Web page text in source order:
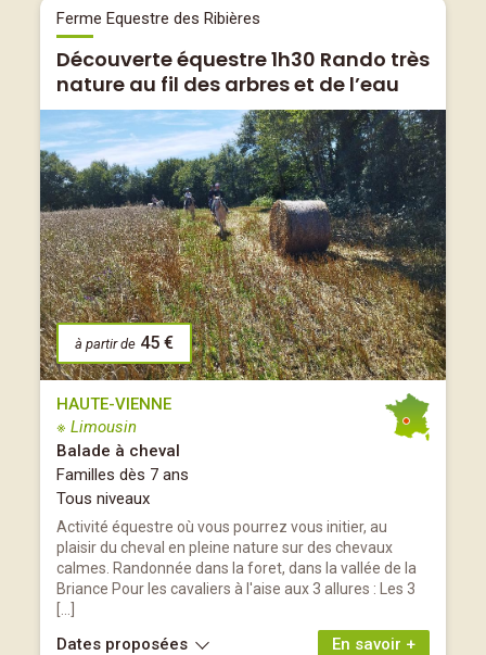
Ferme Equestre des Ribières
Découverte équestre 1h30 Rando très
nature au fil des arbres et de l’eau
à partir de 45 €
HAUTE-VIENNE
※ Limousin
Balade à cheval
Familles dès 7 ans
Tous niveaux
Activité équestre où vous pourrez vous initier, au
plaisir du cheval en pleine nature sur des chevaux
calmes. Randonnée dans la foret, dans la vallée de la
Briance Pour les cavaliers à l'aise aux 3 allures : Les 3
En savoir +
Dates proposées